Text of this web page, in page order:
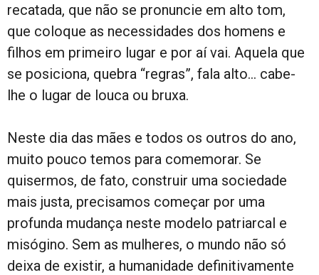
recatada, que não se pronuncie em alto tom,
que coloque as necessidades dos homens e
filhos em primeiro lugar e por aí vai. Aquela que
se posiciona, quebra “regras”, fala alto… cabe-
lhe o lugar de louca ou bruxa.
Neste dia das mães e todos os outros do ano,
muito pouco temos para comemorar. Se
quisermos, de fato, construir uma sociedade
mais justa, precisamos começar por uma
profunda mudança neste modelo patriarcal e
misógino. Sem as mulheres, o mundo não só
deixa de existir, a humanidade definitivamente